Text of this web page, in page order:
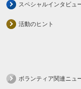
スペシャルインタビュ
活動のヒント
ボランティア関連ニュ